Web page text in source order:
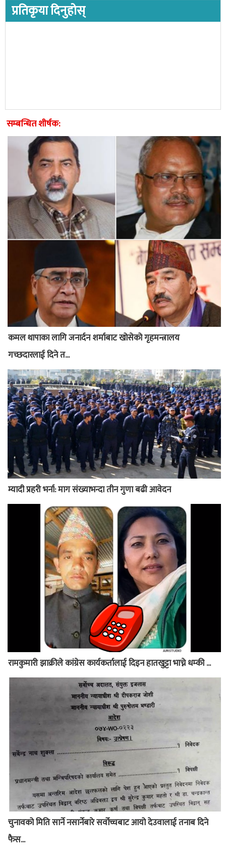
प्रतिकृया दिनुहोस्
सम्बन्धित शीर्षक:
कमल थापाका लागि जनार्दन शर्माबाट खोसेको गृहमन्त्रालय
गच्छदारलाई दिने त...
म्यादी प्रहरी भर्ना: माग संख्याभन्दा तीन गुणा बढी आवेदन
रामकुमारी झाक्रीले कांग्रेस कार्यकर्तालाई दिइन हातखुट्टा भाच्ने धम्की ...
चुनावको मिति सार्ने नसार्नेबारे सर्वोच्चबाट आयो देउवालाई तनाब दिने
फैस...